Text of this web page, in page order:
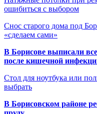
ошибиться с выбором
Снос старого дома под
«сделаем сами»
В Борисове выписали
после кишечной
Стол для ноутбука или
выбрать
В Борисовском районе